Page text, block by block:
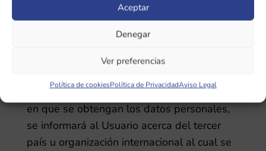
Aceptar
Denegar
Ver preferencias
Política de cookiesPolítica de PrivacidadAviso Legal
condiciones-de-contrataci%C3%B3n
En caso de que el Responsable del
tratamiento tenga la intención de transferir
organización internacional, en el momento
en que se obtengan los datos personales,
se informará al Usuario acerca del tercer
país u organización internacional al cual se